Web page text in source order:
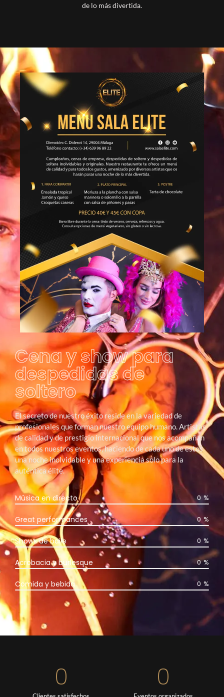
de lo más divertida.
Cena y show para
despedidas de
soltero
El secreto de nuestro éxito reside en la variedad de
profesionales que forman nuestro equipo humano. Artistas
de calidad y de prestigio internacional que nos acompañan
en todos nuestros eventos, haciendo de cada uno de estos
una noche inolvidable y una experiencia solo para la
auténtica élite.
Música en directo 0 %
Great performances 0 %
Shows de baile 0 %
Acrobacia y burlesque 0 %
Comida y bebida 0 %
0 0